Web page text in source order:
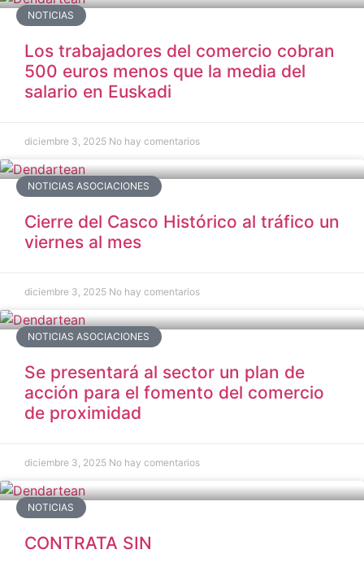
NOTICIAS
Los trabajadores del comercio cobran
500 euros menos que la media del
salario en Euskadi
diciembre 3, 2025 No hay comentarios
NOTICIAS ASOCIACIONES
Cierre del Casco Histórico al tráfico un
viernes al mes
diciembre 3, 2025 No hay comentarios
NOTICIAS ASOCIACIONES
Se presentará al sector un plan de
acción para el fomento del comercio
de proximidad
diciembre 3, 2025 No hay comentarios
NOTICIAS
CONTRATA SIN